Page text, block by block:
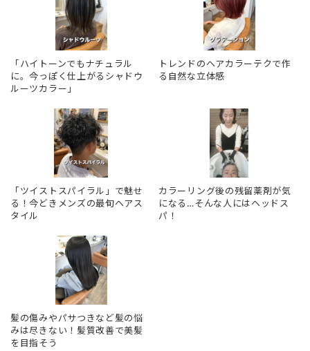
「ハイトーンでもナチュラル
に。今っぽく仕上がるシャドウ
ルーツカラー」
トレンドのヘアカラーテクで作
る自然な立体感
「ツイストスパイラル」で魅せ
る！今どきメンズの最旬ヘアス
タイル
カラーリング後の残留薬剤が気
になる…そんな人にはヘッドス
パ！
髪の傷みやパサつきなど髪の悩
みは尽きない！髪質改善で美髪
を目指そう